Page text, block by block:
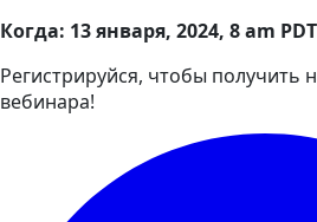
Когда: 13 января, 2024, 8 am
Регистрируйся, чтобы получить
вебинара!